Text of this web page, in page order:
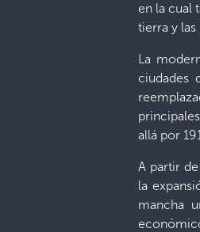
en la cual
tierra y
La
ciudades
allá por
A partir
la
mancha